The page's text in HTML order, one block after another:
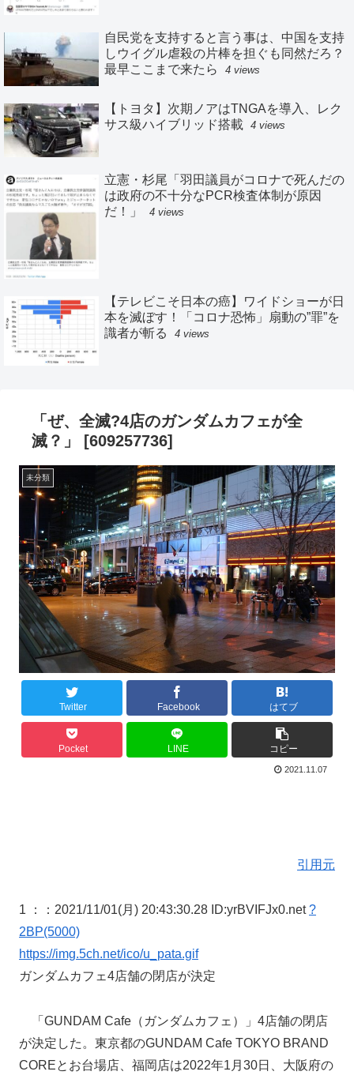
自民党を支持すると言う事は、中国を支持
しウイグル虐殺の片棒を担ぐも同然だろ？
最早ここまで来たら
4 views
【トヨタ】次期ノアはTNGAを導入、レク
サス級ハイブリッド搭載
4 views
立憲・杉尾「羽田議員がコロナで死んだの
は政府の不十分なPCR検査体制が原因
だ！」
4 views
【テレビこそ日本の癌】ワイドショーが日
本を滅ぼす！「コロナ恐怖」扇動の”罪”を
識者が斬る
4 views
「ぜ、全滅?4店のガンダムカフェが全
滅？」 [609257736]
未分類
Twitter Facebook はてブ
Pocket LINE コピー
2021.11.07
引用元
1 ： ：2021/11/01(月) 20:43:30.28 ID:yrBVIFJx0.net?
2BP(5000)
https://img.5ch.net/ico/u_pata.gif
ガンダムカフェ4店舗の閉店が決定
「GUNDAM Cafe（ガンダムカフェ）」4店舗の閉店
が決定した。東京都のGUNDAM Cafe TOKYO BRAND
COREとお台場店、福岡店は2022年1月30日、大阪府の